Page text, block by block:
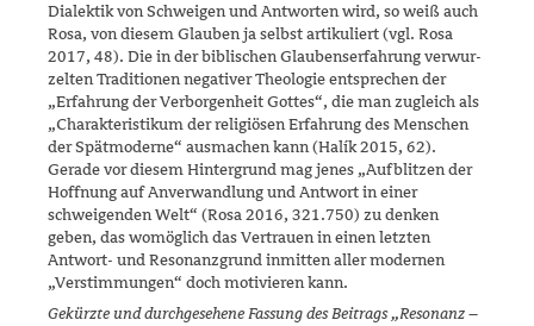
Dialektik von Schweigen und Antwor­ten wird, so weiß auch
Rosa, von diesem Glauben ja selbst arti­kuliert (vgl. Rosa
2017, 48). Die in der biblischen Glaubenserfahrung verwur­
zelten Traditionen negativer Theologie entsprechen der
„Erfah­rung der Verborgenheit Gottes“, die man zugleich als
„Charakteristikum der reli­giösen Erfahrung des Menschen
der Spätmoderne“ ausmachen kann (Halík 2015, 62).
Gerade vor diesem Hintergrund mag jenes „Aufblitzen der
Hoffnung auf Anverwandlung und Antwort in einer
schweigenden Welt“ (Rosa 2016, 321.750) zu denken
geben, das womög­lich das Ver­trauen in einen letzten
Antwort- und Resonanzgrund inmit­ten aller modernen
„Verstimmungen“ doch motivieren kann.
Gekürzte und durchgesehene Fassung des Beitrags „Resonanz –